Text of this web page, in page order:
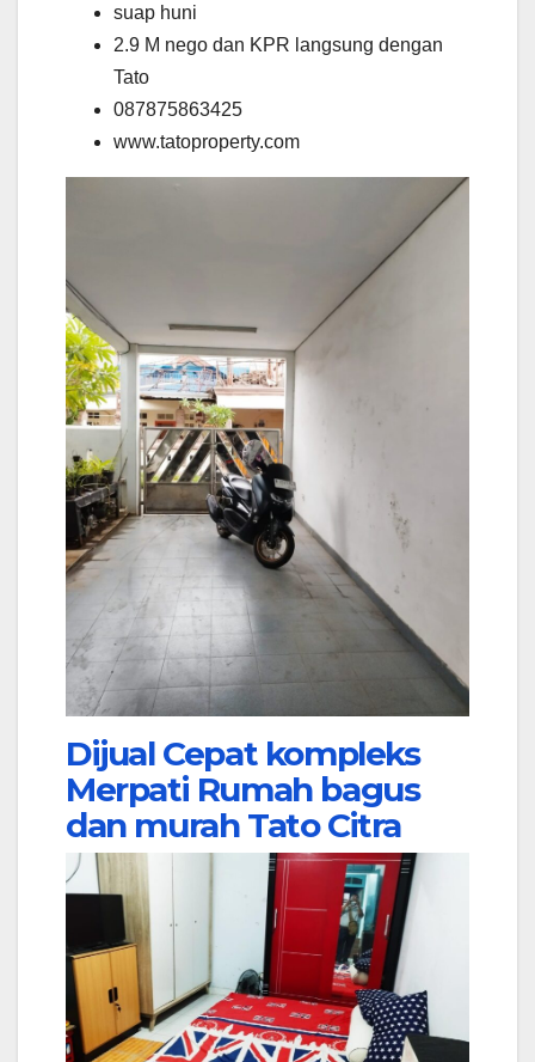
suap huni
2.9 M nego dan KPR langsung dengan
Tato
087875863425
www.tatoproperty.com
Dijual Cepat kompleks
Merpati Rumah bagus
dan murah Tato Citra